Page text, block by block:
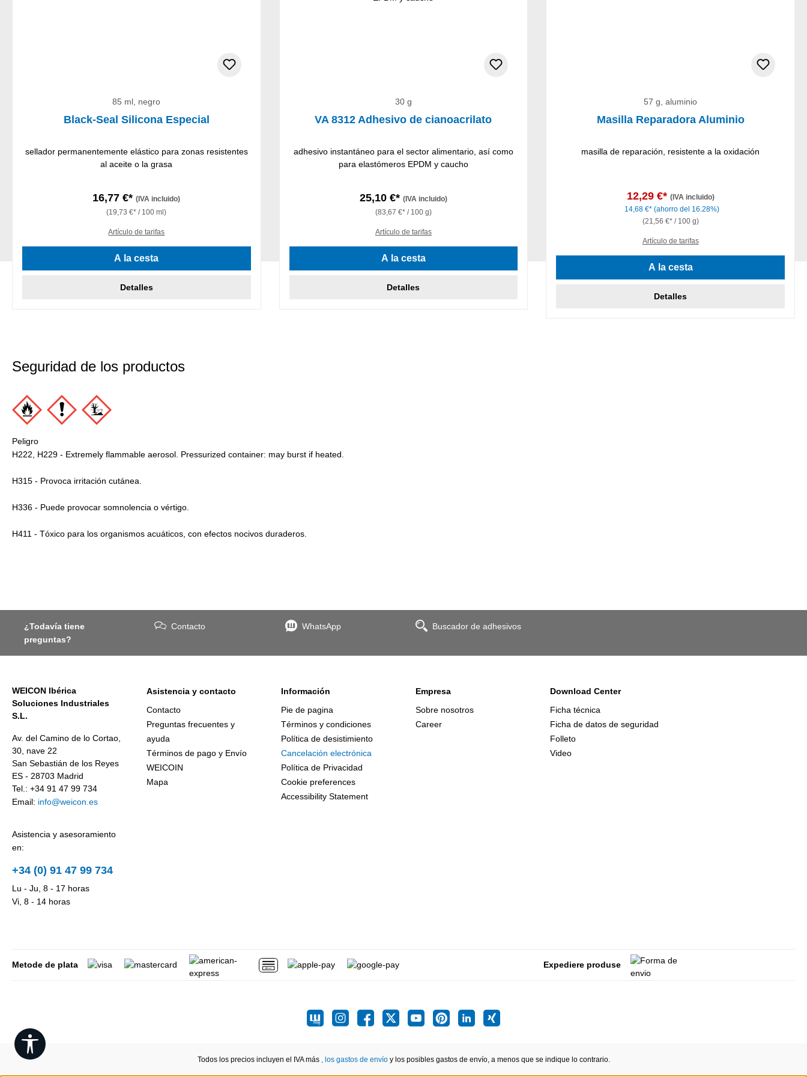
85 ml, negro
Black-Seal Silicona Especial
sellador permanentemente elástico para zonas resistentes
al aceite o la grasa
16,77 €*(IVA incluido)
(19,73 €* / 100 ml)
Artículo de tarifas
A la cesta
Detalles
30 g
VA 8312 Adhesivo de cianoacrilato
adhesivo instantáneo para el sector alimentario, así como
para elastómeros EPDM y caucho
25,10 €* (IVA incluido)
(83,67 €* / 100 g)
Artículo de tarifas
A la cesta
Detalles
57 g, aluminio
Masilla Reparadora Aluminio
masilla de reparación, resistente a la oxidación
12,29 €* (IVA incluido)
14,68 €* (ahorro del 16.28%)
(21,56 €* / 100 g)
Artículo de tarifas
A la cesta
Detalles
Seguridad de los productos
Peligro
H222, H229 - Extremely flammable aerosol. Pressurized container: may burst if heated.
H315 - Provoca irritación cutánea.
H336 - Puede provocar somnolencia o vértigo.
H411 - Tóxico para los organismos acuáticos, con efectos nocivos duraderos.
¿Todavía tiene
preguntas?
Contacto WhatsApp Buscador de adhesivos
WEICON Ibérica
Soluciones Industriales
S.L.
Av. del Camino de lo Cortao,
30, nave 22
San Sebastián de los Reyes
ES - 28703 Madrid
Tel.: +34 91 47 99 734
Email: info@weicon.es
Asistencia y asesoramiento
en:
+34 (0) 91 47 99 734
Lu - Ju, 8 - 17 horas
Vi, 8 - 14 horas
Asistencia y contacto
Contacto
Preguntas frecuentes y
ayuda
Términos de pago y Envío
WEICOIN
Mapa
Información
Pie de pagina
Términos y condiciones
Política de desistimiento
Cancelación electrónica
Política de Privacidad
Cookie preferences
Accessibility Statement
Empresa
Sobre nosotros
Career
Download Center
Ficha técnica
Ficha de datos de seguridad
Folleto
Video
Metode de plata Expediere produse
Todos los precios incluyen el IVA más , los gastos de envíoy los posibles gastos de envío, a menos que se indique lo contrario.
Show toolbar